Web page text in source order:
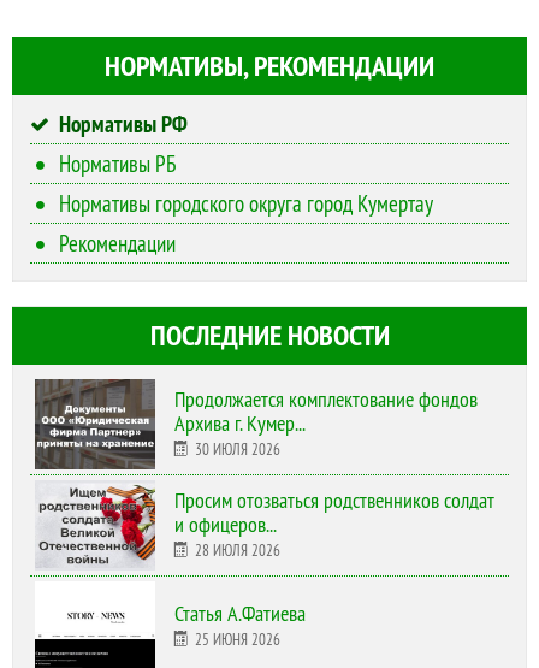
НОРМАТИВЫ, РЕКОМЕНДАЦИИ
Нормативы РФ
Нормативы РБ
Нормативы городского округа город Кумертау
Рекомендации
ПОСЛЕДНИЕ НОВОСТИ
Продолжается комплектование фондов
Архива г. Кумер...
30 ИЮЛЯ 2026
Просим отозваться родственников солдат
и офицеров...
28 ИЮЛЯ 2026
Статья А.Фатиева
25 ИЮНЯ 2026